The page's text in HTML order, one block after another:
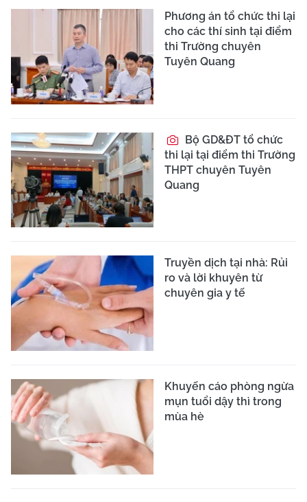
Phương án tổ chức thi lại
cho các thí sinh tại điểm
thi Trường chuyên
Tuyên Quang
Bộ GD&ĐT tổ chức
thi lại tại điểm thi Trường
THPT chuyên Tuyên
Quang
Truyền dịch tại nhà: Rủi
ro và lời khuyên từ
chuyên gia y tế
Khuyến cáo phòng ngừa
mụn tuổi dậy thì trong
mùa hè